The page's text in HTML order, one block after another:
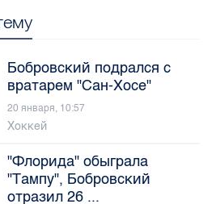
Бобровский подрался с
вратарем "Сан-Хосе"
20 января, 10:57
Хоккей
"Флорида" обыграла
"Тампу", Бобровский
отразил 26 ...